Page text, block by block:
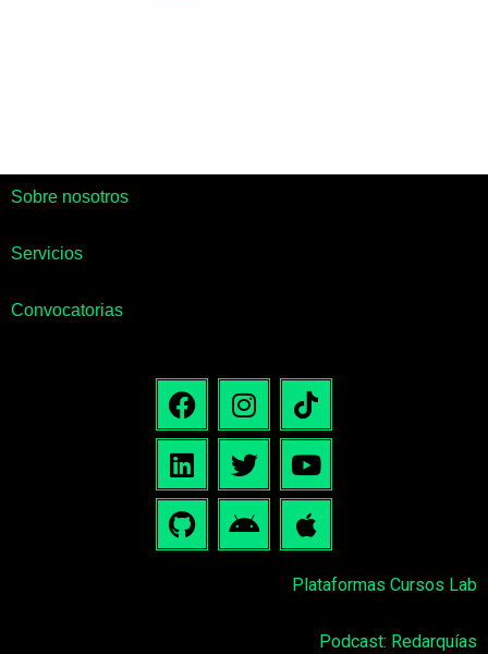
Sobre nosotros
Servicios
Convocatorias
Plataformas Cursos Lab
Podcast: Redarquías